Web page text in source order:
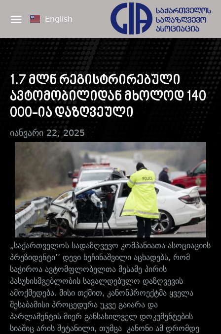
English
1.7 მლნ რეგისტრირებული
ავტომობილიდან მხოლოდ 140
000-ია დაზღვეული
იანვარი 22, 2025
„საქართველოს სადაზღვევო კომპანიათა ასოციაციის
პრეზიდენტი’’ დევი ხეჩინაშვილი აცხადებს, რომ
საჭიროა ავტომფლობელთა მესამე პირის
პასუხისმგებლობის სავალდებულო დაზღვევის
ამოქმედება. მისი თქმით, კანონპროექტმა ყველა
შესაბამისი პროცედურა უკვე გაიარა და
პარლამენტის მიერ განსახილველ დოკუმენტების
სიაშიც არის შეტანილი, თუმცა კანონი ამ დრომდე